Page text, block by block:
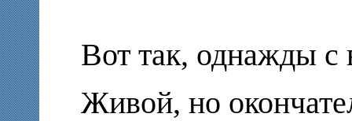
Вот так, однажды с
Живой, но